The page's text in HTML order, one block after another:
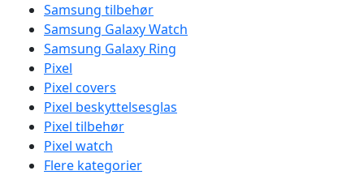
Samsung tilbehør
Samsung Galaxy Watch
Samsung Galaxy Ring
Pixel
Pixel covers
Pixel beskyttelsesglas
Pixel tilbehør
Pixel watch
Flere kategorier